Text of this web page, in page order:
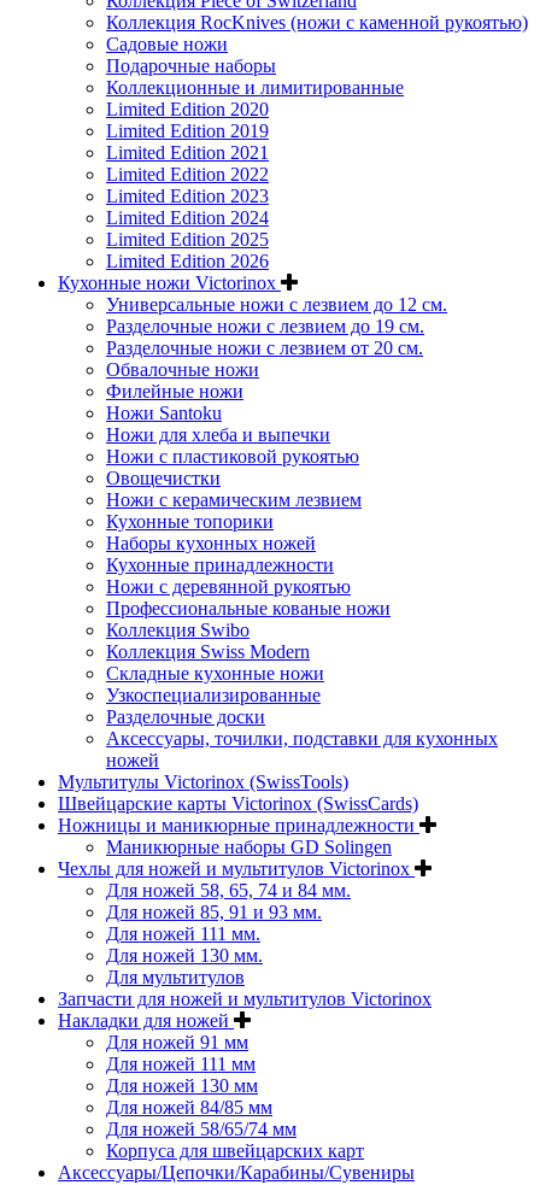
Коллекция RocKnives (ножи с каменной рукоятью)
Садовые ножи
Подарочные наборы
Коллекционные и лимитированные
Limited Edition 2020
Limited Edition 2019
Limited Edition 2021
Limited Edition 2022
Limited Edition 2023
Limited Edition 2024
Limited Edition 2025
Limited Edition 2026
Кухонные ножи Victorinox
Универсальные ножи с лезвием до 12 см.
Разделочные ножи с лезвием до 19 см.
Разделочные ножи с лезвием от 20 см.
Обвалочные ножи
Филейные ножи
Ножи Santoku
Ножи для хлеба и выпечки
Ножи с пластиковой рукоятью
Овощечистки
Ножи с керамическим лезвием
Кухонные топорики
Наборы кухонных ножей
Кухонные принадлежности
Ножи с деревянной рукоятью
Профессиональные кованые ножи
Коллекция Swibo
Коллекция Swiss Modern
Складные кухонные ножи
Узкоспециализированные
Разделочные доски
Аксессуары, точилки, подставки для кухонных
ножей
Мультитулы Victorinox (SwissTools)
Швейцарские карты Victorinox (SwissCards)
Ножницы и маникюрные принадлежности
Маникюрные наборы GD Solingen
Чехлы для ножей и мультитулов Victorinox
Для ножей 58, 65, 74 и 84 мм.
Для ножей 85, 91 и 93 мм.
Для ножей 111 мм.
Для ножей 130 мм.
Для мультитулов
Запчасти для ножей и мультитулов Victorinox
Накладки для ножей
Для ножей 91 мм
Для ножей 111 мм
Для ножей 130 мм
Для ножей 84/85 мм
Для ножей 58/65/74 мм
Корпуса для швейцарских карт
Аксессуары/Цепочки/Карабины/Сувениры